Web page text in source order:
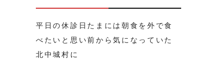
平日の休診日たまには朝食を外で食
べたいと思い前から気になっていた
北中城村に